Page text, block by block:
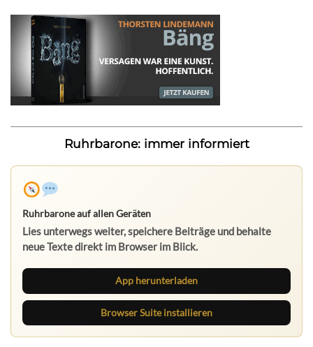
Ruhrbarone: immer informiert
Ruhrbarone auf allen Geräten
Lies unterwegs weiter, speichere Beiträge und behalte
neue Texte direkt im Browser im Blick.
App herunterladen
Browser Suite installieren